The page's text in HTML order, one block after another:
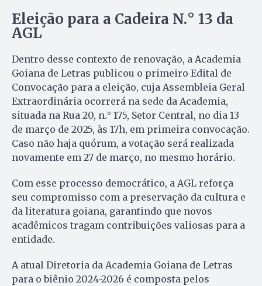
Eleição para a Cadeira N.° 13 da
AGL
Dentro desse contexto de renovação, a Academia
Goiana de Letras publicou o primeiro Edital de
Convocação para a eleição, cuja Assembleia Geral
Extraordinária ocorrerá na sede da Academia,
situada na Rua 20, n.° 175, Setor Central, no dia 13
de março de 2025, às 17h, em primeira convocação.
Caso não haja quórum, a votação será realizada
novamente em 27 de março, no mesmo horário.
Com esse processo democrático, a AGL reforça
seu compromisso com a preservação da cultura e
da literatura goiana, garantindo que novos
acadêmicos tragam contribuições valiosas para a
entidade.
A atual Diretoria da Academia Goiana de Letras
para o biênio 2024-2026 é composta pelos